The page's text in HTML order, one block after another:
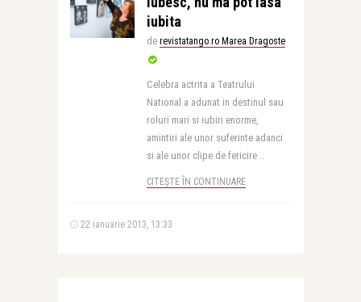
iubita
de revistatango.ro Marea Dragoste
Celebra actrita a Teatrului
National a adunat in destinul sau
roluri mari si iubiri enorme,
amintiri ale unor suferinte adanci
si ale unor clipe de fericire ..
CITEȘTE ÎN CONTINUARE
22 ianuarie 2013, 13:33